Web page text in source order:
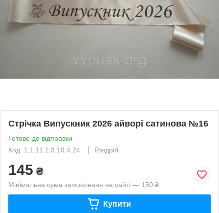
Стрічка Випускник 2026 айворі сатинова №16
Готово до відправки
Код: 1.1.11.1.3.10.4.24.
Роздріб
145 ₴
Мінімальна сума замовлення на сайті — 150 ₴
Купити